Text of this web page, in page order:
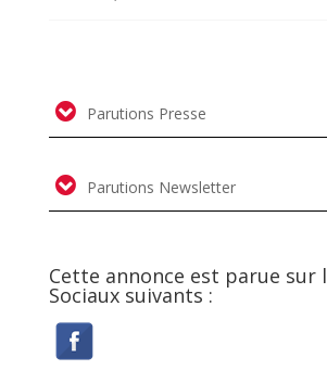
Parutions Presse
Parutions Newsletter
Cette annonce est parue sur
Sociaux suivants :